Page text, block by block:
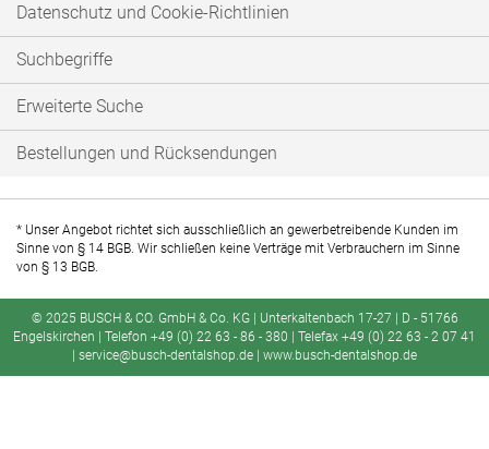
Datenschutz und Cookie-Richtlinien
Suchbegriffe
Erweiterte Suche
Bestellungen und Rücksendungen
* Unser Angebot richtet sich ausschließlich an gewerbetreibende Kunden im
Sinne von § 14 BGB. Wir schließen keine Verträge mit Verbrauchern im Sinne
von § 13 BGB.
© 2025 BUSCH & CO. GmbH & Co. KG | Unterkaltenbach 17-27 | D - 51766
Engelskirchen | Telefon +49 (0) 22 63 - 86 - 380 | Telefax +49 (0) 22 63 - 2 07 41
| service@busch-dentalshop.de | www.busch-dentalshop.de